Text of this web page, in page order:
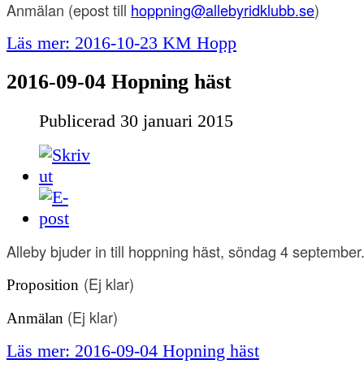
Anmälan (epost till hoppning@allebyridklubb.se)
Läs mer: 2016-10-23 KM Hopp
2016-09-04 Hopning häst
Publicerad 30 januari 2015
Alleby bjuder in till hoppning häst, söndag 4 september.
Proposition (Ej klar)
Anmälan (Ej klar)
Läs mer: 2016-09-04 Hopning häst